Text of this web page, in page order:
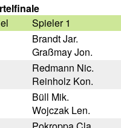
Spieler 1
Brandt Jar.
Graßmay Jon.
Redmann Nic.
Reinholz Kon.
Büll Mik.
Wojczak Len.